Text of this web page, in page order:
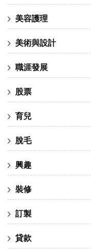
美容護理
美術與設計
職涯發展
股票
育兒
脫毛
興趣
裝修
訂製
貸款